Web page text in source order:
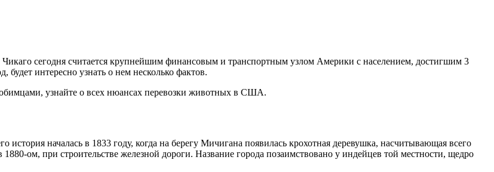
сегодня считается крупнейшим финансовым и транспортным узлом Америки с населением, достигшим 3
будет интересно узнать о нем несколько фактов.
узнайте о всех нюансах перевозки животных в США.
началась в 1833 году, когда на берегу Мичигана появилась крохотная деревушка, насчитывающая всего
ом, при строительстве железной дороги. Название города позаимствовано у индейцев той местности, щедро